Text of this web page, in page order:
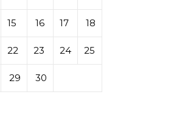
15 16 17 18
22 23 24 25
29 30